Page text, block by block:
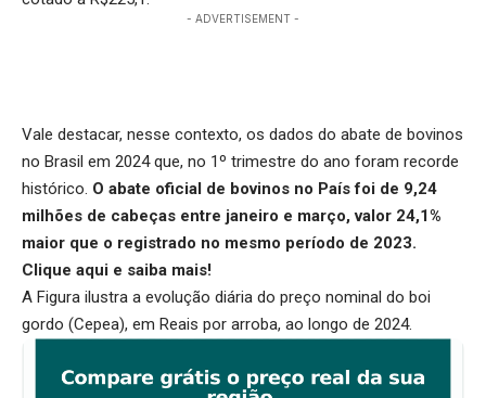
- ADVERTISEMENT -
Vale destacar, nesse contexto, os dados do abate de bovinos
no Brasil em 2024 que, no 1º trimestre do ano foram recorde
histórico. O abate oficial de bovinos no País foi de 9,24
milhões de cabeças entre janeiro e março, valor 24,1%
maior que o registrado no mesmo período de 2023.
Clique aqui e saiba mais!
A Figura ilustra a evolução diária do preço nominal do boi
gordo (Cepea), em Reais por arroba, ao longo de 2024.